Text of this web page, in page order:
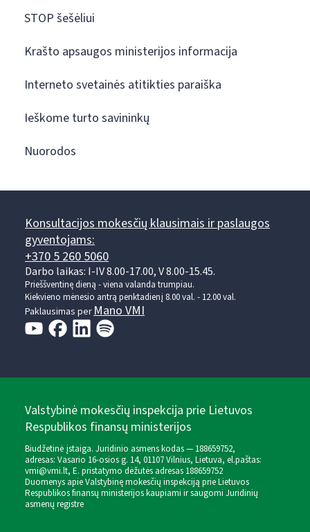
STOP šešėliui
Krašto apsaugos ministerijos informacija
Interneto svetainės atitikties paraiška
Ieškome turto savininkų
Nuorodos
Konsultacijos mokesčių klausimais ir paslaugos
gyventojams:
+370 5 260 5060
Darbo laikas: I-IV 8.00-17.00, V 8.00-15.45.
Prieššventinę dieną - viena valanda trumpiau.
Kiekvieno mėnesio antrą penktadienį 8.00 val. - 12.00 val.
Paklausimas perMano VMI
Valstybinė mokesčių inspekcija prie Lietuvos
Respublikos finansų ministerijos
Biudžetinė įstaiga. Juridinio asmens kodas — 188659752,
adresas: Vasario 16-osios g. 14, 01107 Vilnius, Lietuva, el.paštas:
vmi@vmi.lt, E. pristatymo dėžutės adresas 188659752
Duomenys apie Valstybinę mokesčių inspekciją prie Lietuvos
Respublikos finansų ministerijos kaupiami ir saugomi Juridinių
asmenų registre